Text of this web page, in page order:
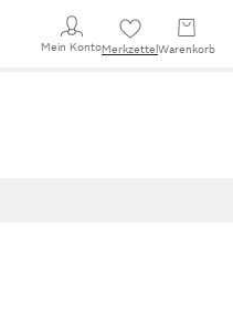
Mein KontoMerkzettel Warenkorb